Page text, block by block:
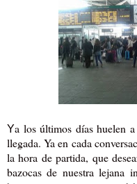
Ya los últimos días huelen
llegada. Ya en cada
la hora de partida, que
bazocas de nuestra lejana